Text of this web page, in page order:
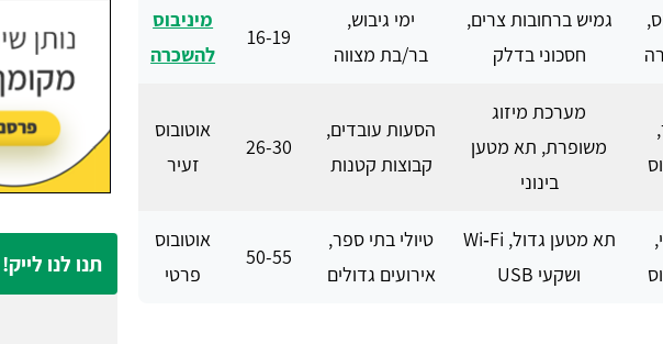
מיניבוס
להשכרה
16-19
ימי גיבוש,
בר/בת מצווה
גמיש ברחובות צרים,
חסכוני בדלק
אוטובוס
זעיר
26-30
הסעות עובדים,
קבוצות קטנות
מערכת מיזוג
משופרת, תא מטען
בינוני
אוטובוס
פרטי
50-55
טיולי בתי ספר,
אירועים גדולים
תא מטען גדול, Wi‑Fi
ושקעי USB
תנו לנו לייק!